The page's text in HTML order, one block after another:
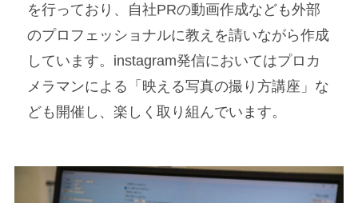
を行っており、自社PRの動画作成なども外部
のプロフェッショナルに教えを請いながら作成
しています。instagram発信においてはプロカ
メラマンによる「映える写真の撮り方講座」な
ども開催し、楽しく取り組んでいます。